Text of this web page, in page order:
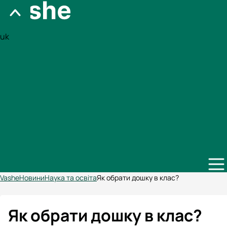
uk
VasheНовиниНаука та освітаЯк обрати дошку в клас?
Як обрати дошку в клас?